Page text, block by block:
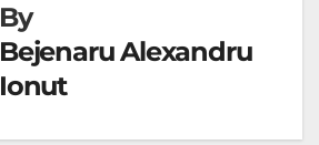
By
Bejenaru Alexandru
Ionut